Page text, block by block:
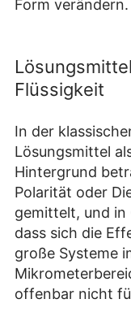
Form verändern.
Flüssigkeit
In der
Lösungsmittel
Hintergrund
Polarität oder
gemittelt, und in
dass sich die
große Systeme
offenbar nicht